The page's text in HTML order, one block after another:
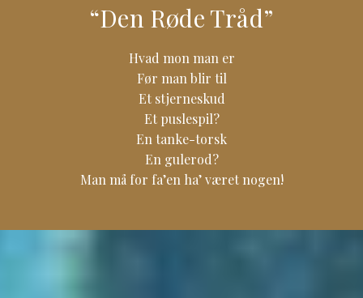
“Den Røde Tråd”
Hvad mon man er
Før man blir til
Et stjerneskud
Et puslespil?
En tanke-torsk
En gulerod?
Man må for fa’en ha’ været nogen!